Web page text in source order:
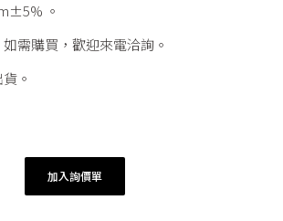
。
需購買，歡迎來電洽詢。
。
加入詢價單